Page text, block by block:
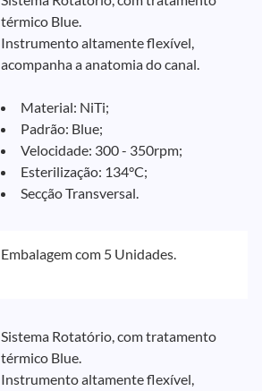
térmico Blue.
Instrumento altamente flexível,
acompanha a anatomia do canal.
Material: NiTi;
Padrão: Blue;
Velocidade: 300 - 350rpm;
Esterilização: 134°C;
Secção Transversal.
Embalagem com 5 Unidades.
Sistema Rotatório, com tratamento
térmico Blue.
Instrumento altamente flexível,